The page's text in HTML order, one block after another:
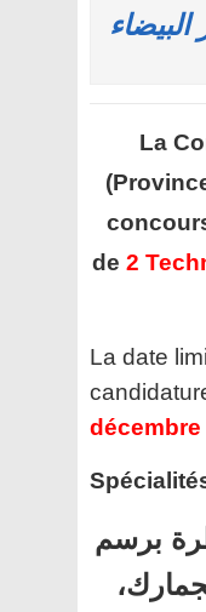
La
de 2
La date
décembre
برسم
الجمارك،